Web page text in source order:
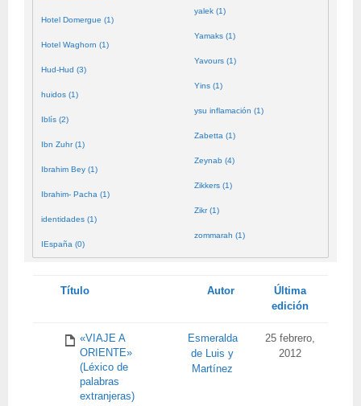
Hotel Domergue (1)
Hotel Waghorn (1)
Hud-Hud (3)
huidos (1)
Iblís (2)
Ibn Zuhr (1)
Ibrahim Bey (1)
Ibrahim- Pacha (1)
identidades (1)
IEspaña (0)
yalek (1)
Yamaks (1)
Yavours (1)
Yins (1)
ysu inflamación (1)
Zabetta (1)
Zeynab (4)
Zikkers (1)
Zikr (1)
zommarah (1)
Tienes
Título Autor
Última
edición
«VIAJE A
ORIENTE»
(Léxico de
palabras
extranjeras)
Esmeralda
de Luis y
Martínez
25 febrero,
2012